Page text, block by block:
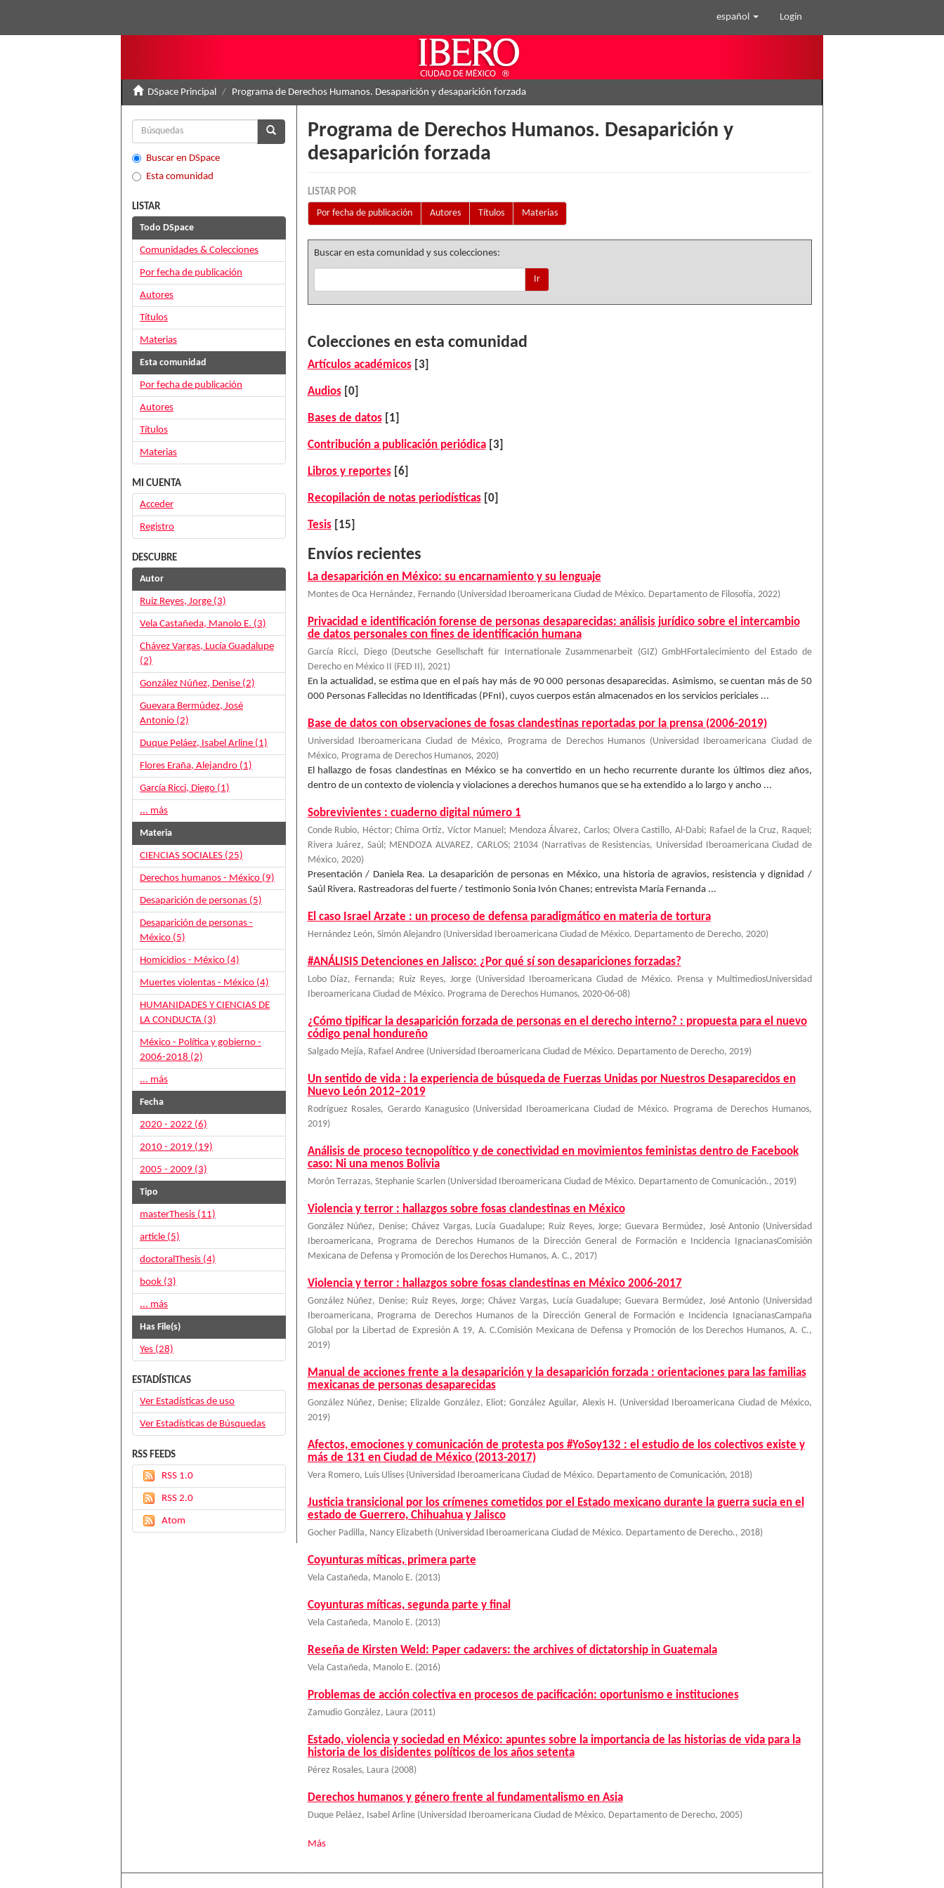
español Login
DSpace Principal Programa de Derechos Humanos. Desaparición y desaparición forzada
Programa de Derechos Humanos. Desaparición y
desaparición forzada
LISTAR POR
Por fecha de publicación
Autores Títulos Materias
Buscar en esta comunidad y sus colecciones:
Ir
Colecciones en esta comunidad
Artículos académicos[3]
Audios[0]
Bases de datos[1]
Contribución a publicación periódica[3]
Libros y reportes[6]
Recopilación de notas periodísticas[0]
Tesis[15]
Envíos recientes
La desaparición en México: su encarnamiento y su lenguaje
Montes de Oca Hernández, Fernando (Universidad Iberoamericana Ciudad de México. Departamento de Filosofía, 2022)
Privacidad e identificación forense de personas desaparecidas: análisis jurídico sobre el intercambio
de datos personales con fines de identificación humana
García Ricci, Diego ( Deutsche Gesellschaft für Internationale Zusammenarbeit (GIZ) GmbHFortalecimiento del Estado de
Derecho en México II (FED II), 2021)
En la actualidad, se estima que en el país hay más de 90 000 personas desaparecidas. Asimismo, se cuentan más de 50
000 Personas Fallecidas no Identificadas (PFnI), cuyos cuerpos están almacenados en los servicios periciales ...
Base de datos con observaciones de fosas clandestinas reportadas por la prensa (2006-2019)
Universidad Iberoamericana Ciudad de México, Programa de Derechos Humanos (Universidad Iberoamericana Ciudad de
México, Programa de Derechos Humanos, 2020)
El hallazgo de fosas clandestinas en México se ha convertido en un hecho recurrente durante los últimos diez años,
dentro de un contexto de violencia y violaciones a derechos humanos que se ha extendido a lo largo y ancho ...
Sobrevivientes : cuaderno digital número 1
Conde Rubio, Héctor; Chima Ortíz, Víctor Manuel; Mendoza Álvarez, Carlos; Olvera Castillo, Al-Dabi; Rafael de la Cruz, Raquel;
Rivera Juárez, Saúl; MENDOZA ALVAREZ, CARLOS; 21034 ( Narrativas de Resistencias, Universidad Iberoamericana Ciudad de
México, 2020)
Presentación / Daniela Rea. La desaparición de personas en México, una historia de agravios, resistencia y dignidad /
Saúl Rivera. Rastreadoras del fuerte / testimonio Sonia Ivón Chanes; entrevista María Fernanda ...
El caso Israel Arzate : un proceso de defensa paradigmático en materia de tortura
Hernández León, Simón Alejandro (Universidad Iberoamericana Ciudad de México. Departamento de Derecho, 2020)
#ANÁLISIS Detenciones en Jalisco: ¿Por qué sí son desapariciones forzadas?
Lobo Díaz, Fernanda; Ruiz Reyes, Jorge (Universidad Iberoamericana Ciudad de México. Prensa y MultimediosUniversidad
Iberoamericana Ciudad de México. Programa de Derechos Humanos, 2020-06-08)
¿Cómo tipificar la desaparición forzada de personas en el derecho interno? : propuesta para el nuevo
código penal hondureño
Salgado Mejía, Rafael Andree (Universidad Iberoamericana Ciudad de México. Departamento de Derecho, 2019)
Un sentido de vida : la experiencia de búsqueda de Fuerzas Unidas por Nuestros Desaparecidos en
Nuevo León 2012–2019
Rodríguez Rosales, Gerardo Kanagusico (Universidad Iberoamericana Ciudad de México. Programa de Derechos Humanos,
2019)
Análisis de proceso tecnopolítico y de conectividad en movimientos feministas dentro de Facebook
caso: Ni una menos Bolivia
Morón Terrazas, Stephanie Scarlen (Universidad Iberoamericana Ciudad de México. Departamento de Comunicación., 2019)
Violencia y terror : hallazgos sobre fosas clandestinas en México
González Núñez, Denise; Chávez Vargas, Lucía Guadalupe; Ruiz Reyes, Jorge; Guevara Bermúdez, José Antonio (Universidad
Iberoamericana, Programa de Derechos Humanos de la Dirección General de Formación e Incidencia IgnacianasComisión
Mexicana de Defensa y Promoción de los Derechos Humanos, A. C., 2017)
Violencia y terror : hallazgos sobre fosas clandestinas en México 2006-2017
González Núñez, Denise; Ruiz Reyes, Jorge; Chávez Vargas, Lucía Guadalupe; Guevara Bermúdez, José Antonio (Universidad
Iberoamericana, Programa de Derechos Humanos de la Dirección General de Formación e Incidencia IgnacianasCampaña
Global por la Libertad de Expresión A 19, A. C.Comisión Mexicana de Defensa y Promoción de los Derechos Humanos, A. C.,
2019)
Manual de acciones frente a la desaparición y la desaparición forzada : orientaciones para las familias
mexicanas de personas desaparecidas
González Núñez, Denise; Elizalde González, Eliot; González Aguilar, Alexis H. (Universidad Iberoamericana Ciudad de México,
2019)
Afectos, emociones y comunicación de protesta pos #YoSoy132 : el estudio de los colectivos existe y
más de 131 en Ciudad de México (2013-2017)
Vera Romero, Luis Ulises (Universidad Iberoamericana Ciudad de México. Departamento de Comunicación, 2018)
Justicia transicional por los crímenes cometidos por el Estado mexicano durante la guerra sucia en el
estado de Guerrero, Chihuahua y Jalisco
Gocher Padilla, Nancy Elizabeth (Universidad Iberoamericana Ciudad de México. Departamento de Derecho., 2018)
Coyunturas míticas, primera parte
Vela Castañeda, Manolo E. (2013)
Coyunturas míticas, segunda parte y final
Vela Castañeda, Manolo E. (2013)
Reseña de Kirsten Weld: Paper cadavers: the archives of dictatorship in Guatemala
Vela Castañeda, Manolo E. (2016)
Problemas de acción colectiva en procesos de pacificación: oportunismo e instituciones
Zamudio González, Laura (2011)
Estado, violencia y sociedad en México: apuntes sobre la importancia de las historias de vida para la
historia de los disidentes políticos de los años setenta
Pérez Rosales, Laura (2008)
Derechos humanos y género frente al fundamentalismo en Asia
Duque Peláez, Isabel Arline (Universidad Iberoamericana Ciudad de México. Departamento de Derecho, 2005)
Más
Buscar en DSpace
Esta comunidad
LISTAR
Todo DSpace
Comunidades & Colecciones
Por fecha de publicación
Autores
Títulos
Materias
Esta comunidad
Por fecha de publicación
Autores
Títulos
Materias
MI CUENTA
Acceder
Registro
DESCUBRE
Autor
Ruiz Reyes, Jorge (3)
Vela Castañeda, Manolo E. (3)
Chávez Vargas, Lucía Guadalupe
(2)
González Núñez, Denise (2)
Guevara Bermúdez, José
Antonio (2)
Duque Peláez, Isabel Arline (1)
Flores Eraña, Alejandro (1)
García Ricci, Diego (1)
... más
Materia
CIENCIAS SOCIALES (25)
Derechos humanos - México (9)
Desaparición de personas (5)
Desaparición de personas -
México (5)
Homicidios - México (4)
Muertes violentas - México (4)
HUMANIDADES Y CIENCIAS DE
LA CONDUCTA (3)
México - Política y gobierno -
2006-2018 (2)
... más
Fecha
2020 - 2022 (6)
2010 - 2019 (19)
2005 - 2009 (3)
Tipo
masterThesis (11)
article (5)
doctoralThesis (4)
book (3)
... más
Has File(s)
Yes (28)
ESTADÍSTICAS
Ver Estadísticas de uso
Ver Estadísticas de Búsquedas
RSS FEEDS
RSS 1.0
RSS 2.0
Atom